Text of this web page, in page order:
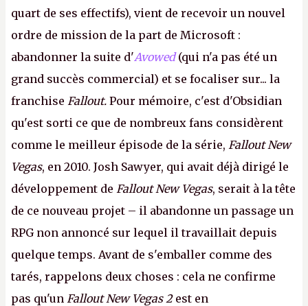
quart de ses effectifs), vient de recevoir un nouvel
ordre de mission de la part de Microsoft :
abandonner la suite d'Avowed(qui n'a pas été un
grand succès commercial) et se focaliser sur... la
franchise Fallout. Pour mémoire, c'est d'Obsidian
qu'est sorti ce que de nombreux fans considèrent
comme le meilleur épisode de la série, Fallout New
Vegas, en 2010. Josh Sawyer, qui avait déjà dirigé le
développement de Fallout New Vegas, serait à la tête
de ce nouveau projet – il abandonne un passage un
RPG non annoncé sur lequel il travaillait depuis
quelque temps. Avant de s'emballer comme des
tarés, rappelons deux choses : cela ne confirme
pas qu'un Fallout New Vegas 2est en